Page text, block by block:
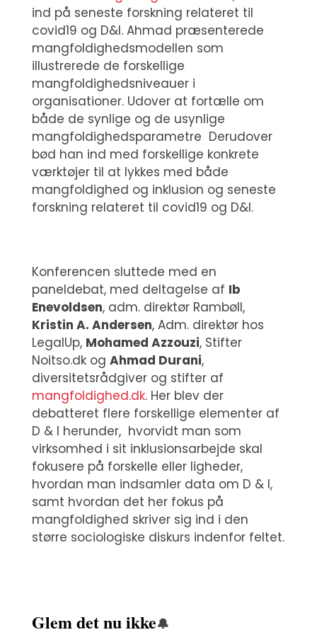
ind på seneste forskning relateret til
covid19 og D&I. Ahmad præsenterede
mangfoldighedsmodellen som
illustrerede de forskellige
mangfoldighedsniveauer i
organisationer. Udover at fortælle om
både de synlige og de usynlige
mangfoldighedsparametre Derudover
bød han ind med forskellige konkrete
værktøjer til at lykkes med både
mangfoldighed og inklusion og seneste
forskning relateret til covid19 og D&I.
Konferencen sluttede med en
paneldebat, med deltagelse af Ib
Enevoldsen, adm. direktør Rambøll,
Kristin A. Andersen, Adm. direktør hos
LegalUp, Mohamed Azzouzi, Stifter
Noitso.dk og Ahmad Durani,
diversitetsrådgiver og stifter af
mangfoldighed.dk. Her blev der
debatteret flere forskellige elementer af
D & I herunder, hvorvidt man som
virksomhed i sit inklusionsarbejde skal
fokusere på forskelle eller ligheder,
hvordan man indsamler data om D & I,
samt hvordan det her fokus på
mangfoldighed skriver sig ind i den
større sociologiske diskurs indenfor feltet.
Glem det nu ikke🔔